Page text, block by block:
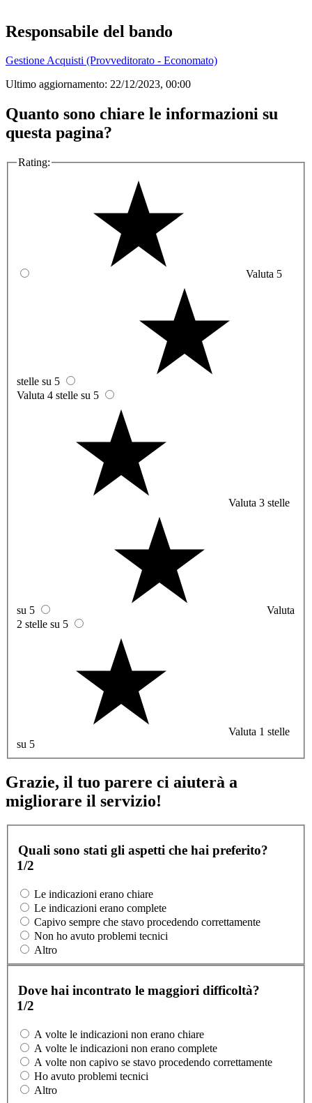
Responsabile del bando
Gestione Acquisti (Provveditorato - Economato)
Ultimo aggiornamento: 22/12/2023, 00:00
Quanto sono chiare le informazioni su
questa pagina?
Rating:
Valuta 5
stelle su 5
Valuta 4 stelle su 5
Valuta 3 stelle
su 5
Valuta
2 stelle su 5
Valuta 1 stelle
su 5
Grazie, il tuo parere ci aiuterà a
migliorare il servizio!
Quali sono stati gli aspetti che hai preferito?
1/2
Le indicazioni erano chiare
Le indicazioni erano complete
Capivo sempre che stavo procedendo correttamente
Non ho avuto problemi tecnici
Altro
Dove hai incontrato le maggiori difficoltà?
1/2
A volte le indicazioni non erano chiare
A volte le indicazioni non erano complete
A volte non capivo se stavo procedendo correttamente
Ho avuto problemi tecnici
Altro